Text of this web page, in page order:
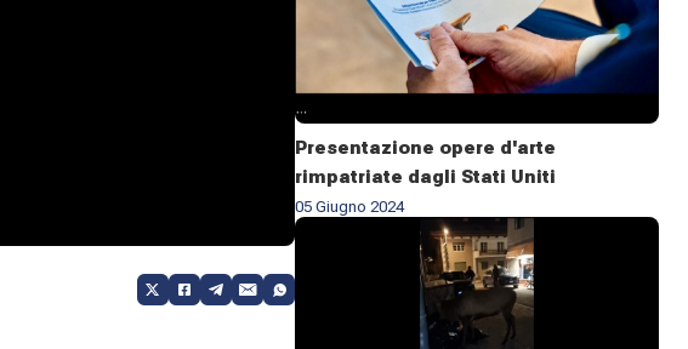
Presentazione opere d'arte
rimpatriate dagli Stati Uniti
05 Giugno 2024